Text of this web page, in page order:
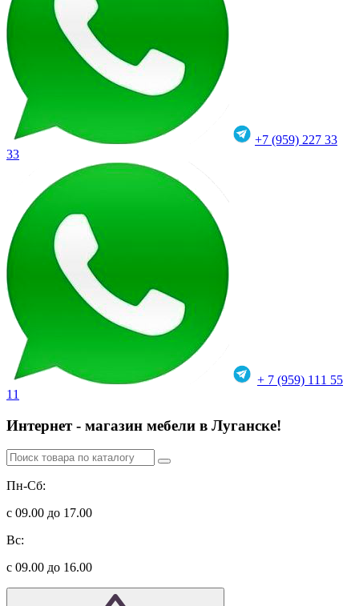
+7 (959) 227 33
33
+ 7 (959) 111 55
11
Интернет - магазин мебели в Луганске!
Пн-Сб:
с 09.00 до 17.00
Вс:
с 09.00 до 16.00